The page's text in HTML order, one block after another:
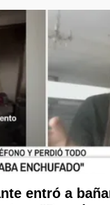
entró a